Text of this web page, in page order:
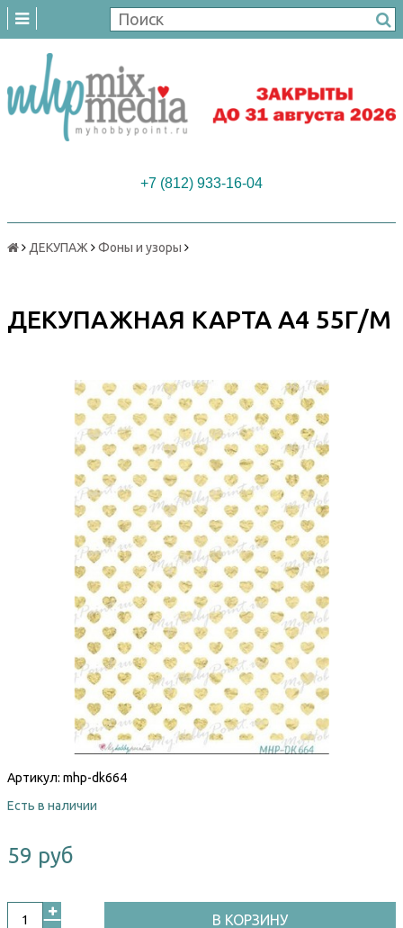
+7 (812) 933-16-04
ДЕКУПАЖ Фоны и узоры
ДЕКУПАЖНАЯ КАРТА А4 55Г/М
Артикул: mhp-dk664
Есть в наличии
59 руб
В КОРЗИНУ